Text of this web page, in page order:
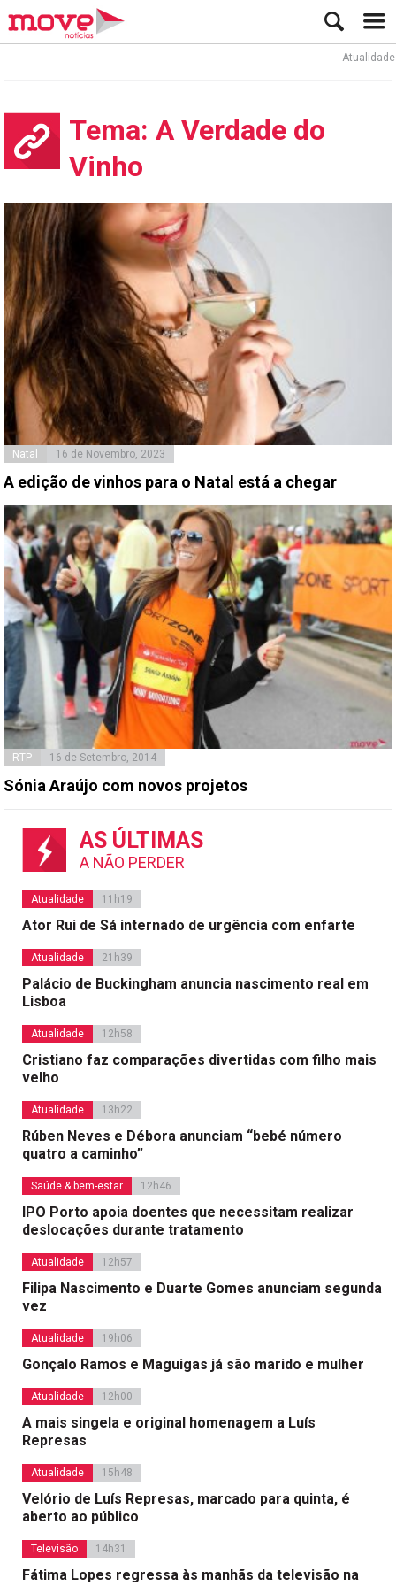
Atualidade
Tema: A Verdade do
Vinho
Natal 16 de Novembro, 2023
A edição de vinhos para o Natal está a chegar
RTP 16 de Setembro, 2014
Sónia Araújo com novos projetos
AS ÚLTIMAS
A NÃO PERDER
Atualidade 11h19
Ator Rui de Sá internado de urgência com enfarte
Atualidade 21h39
Palácio de Buckingham anuncia nascimento real em
Lisboa
Atualidade 12h58
Cristiano faz comparações divertidas com filho mais
velho
Atualidade 13h22
Rúben Neves e Débora anunciam “bebé número
quatro a caminho”
Saúde & bem-estar 12h46
IPO Porto apoia doentes que necessitam realizar
deslocações durante tratamento
Atualidade 12h57
Filipa Nascimento e Duarte Gomes anunciam segunda
vez
Atualidade 19h06
Gonçalo Ramos e Maguigas já são marido e mulher
Atualidade 12h00
A mais singela e original homenagem a Luís
Represas
Atualidade 15h48
Velório de Luís Represas, marcado para quinta, é
aberto ao público
Televisão 14h31
Fátima Lopes regressa às manhãs da televisão na